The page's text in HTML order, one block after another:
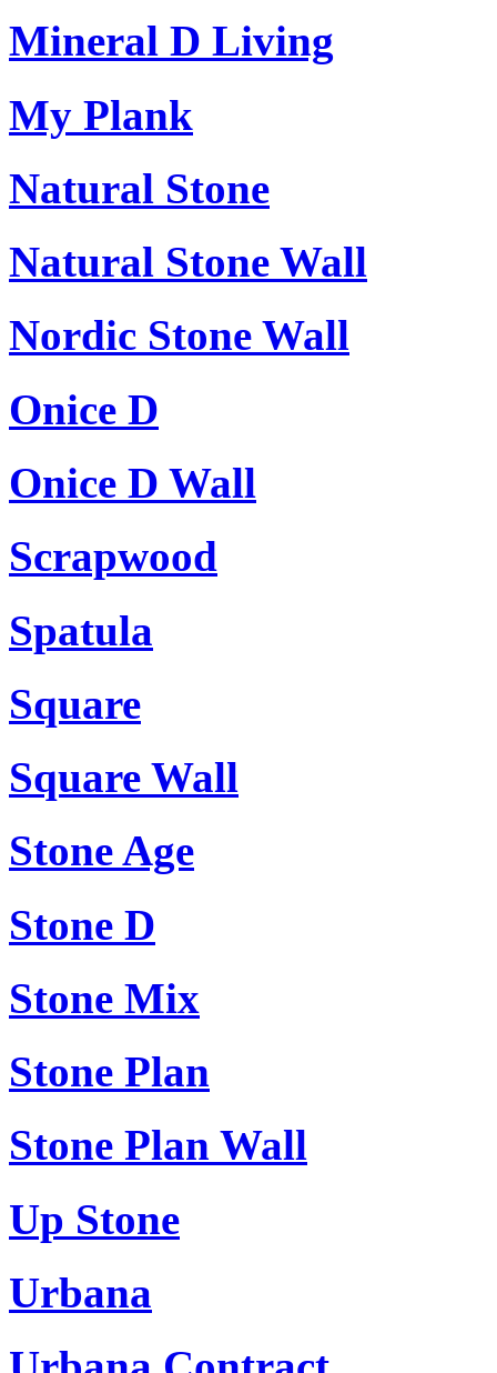
Mineral D Living
My Plank
Natural Stone
Natural Stone Wall
Nordic Stone Wall
Onice D
Onice D Wall
Scrapwood
Spatula
Square
Square Wall
Stone Age
Stone D
Stone Mix
Stone Plan
Stone Plan Wall
Up Stone
Urbana